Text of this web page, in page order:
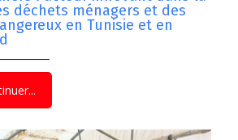
déchets ménagers et des
en Tunisie et en